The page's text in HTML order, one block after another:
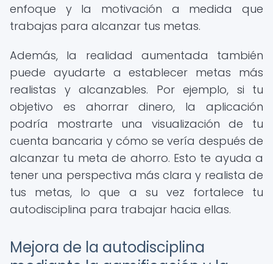
enfoque y la motivación a medida que
trabajas para alcanzar tus metas.
Además, la realidad aumentada también
puede ayudarte a establecer metas más
realistas y alcanzables. Por ejemplo, si tu
objetivo es ahorrar dinero, la aplicación
podría mostrarte una visualización de tu
cuenta bancaria y cómo se vería después de
alcanzar tu meta de ahorro. Esto te ayuda a
tener una perspectiva más clara y realista de
tus metas, lo que a su vez fortalece tu
autodisciplina para trabajar hacia ellas.
Mejora de la autodisciplina